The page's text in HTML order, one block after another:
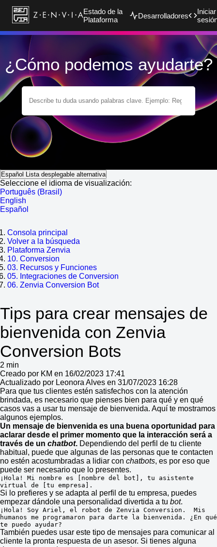
Estado de la
Plataforma
Desarrolladores
Iniciar
¿Cómo podemos ayudarte?
Español Lista desplegable alternativa
Seleccione el idioma de visualización:
Português (Brasil)
English
Español
Consola principal
Volver a la búsqueda
Plataforma Zenvia
10. Conversion
03. Recursos y Funciones
05. Integraciones de Conversion
06. Zenvia Conversion Bot
Tips para crear mensajes de
bienvenida con Zenvia
Conversion Bots
2 min
Creado por KM en 16/02/2023 17:41
Actualizado por Leonora Alves en 31/07/2023 16:28
Para que tus clientes estén satisfechos con la atención
brindada, es necesario que pienses bien para qué y en qué
casos vas a usar tu mensaje de bienvenida. Aquí te mostramos
algunos ejemplos.
Un mensaje de bienvenida es una buena oportunidad para
aclarar desde el primer momento que la interacción será a
través de un chatbot. Dependiendo del perfil de tu cliente
habitual, puede que algunas de las personas que te contacten
no estén acostumbradas a lidiar con chatbots, es por eso que
puede ser necesario que lo presentes.
¡Hola! Mi nombre es [nombre del bot], tu asistente
virtual de [tu empresa].
Si lo prefieres y se adapta al perfil de tu empresa, puedes
empezar dándole una personalidad divertida a tu bot.
¡Hola! Soy Ariel, el robot de Zenvia Conversion.  Mis
humanos me programaron para darte la bienvenida. ¿En qué
te puedo ayudar?
También puedes usar este tipo de mensajes para comunicar al
cliente la pronta respuesta de un asesor. Si tienes alguna